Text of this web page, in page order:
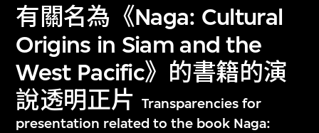
有關名為《Naga: Cultural
Origins in Siam and the
West Pacific》的書籍的演
說透明正片 Transparencies for
presentation related to the book Naga: